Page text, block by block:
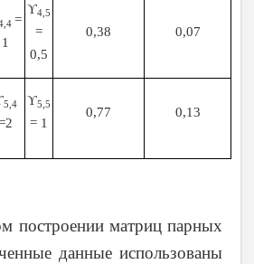
=
1
ϒ4,5
=
0,5
0,38 0,07
5,4 ϒ5,5
= 1
0,77 0,13
построении матриц парных
данные использованы